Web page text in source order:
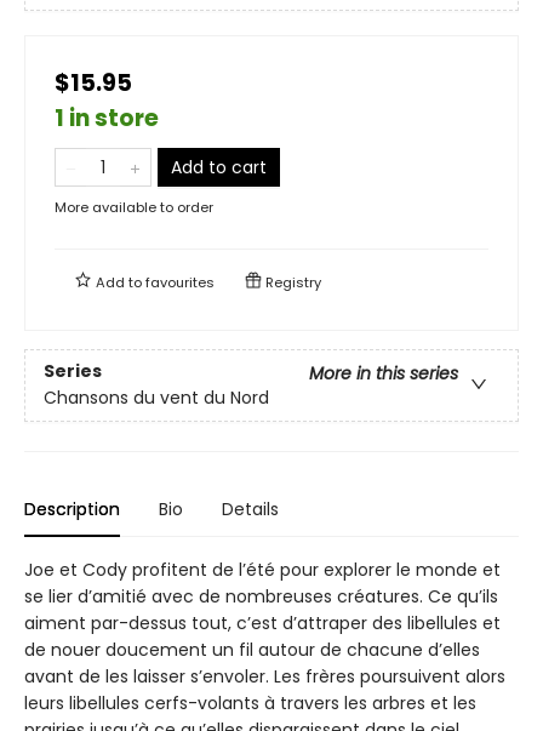
$15.95
1 in store
Add to cart
More available to order
Add tofavourites Registry
Series
More in this series
Chansons du vent du Nord
Description Bio Details
Joe et Cody profitent de l’été pour explorer le monde et
se lier d’amitié avec de nombreuses créatures. Ce qu’ils
aiment par-dessus tout, c’est d’attraper des libellules et
de nouer doucement un fil autour de chacune d’elles
avant de les laisser s’envoler. Les frères poursuivent alors
leurs libellules cerfs-volants à travers les arbres et les